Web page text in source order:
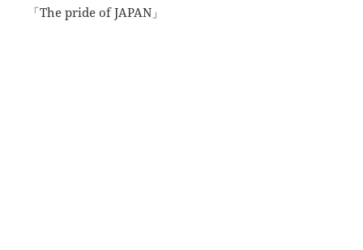
「The pride of JAPAN」